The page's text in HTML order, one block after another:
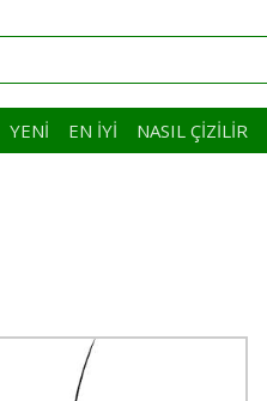
YENI EN İYI NASIL ÇIZILIR